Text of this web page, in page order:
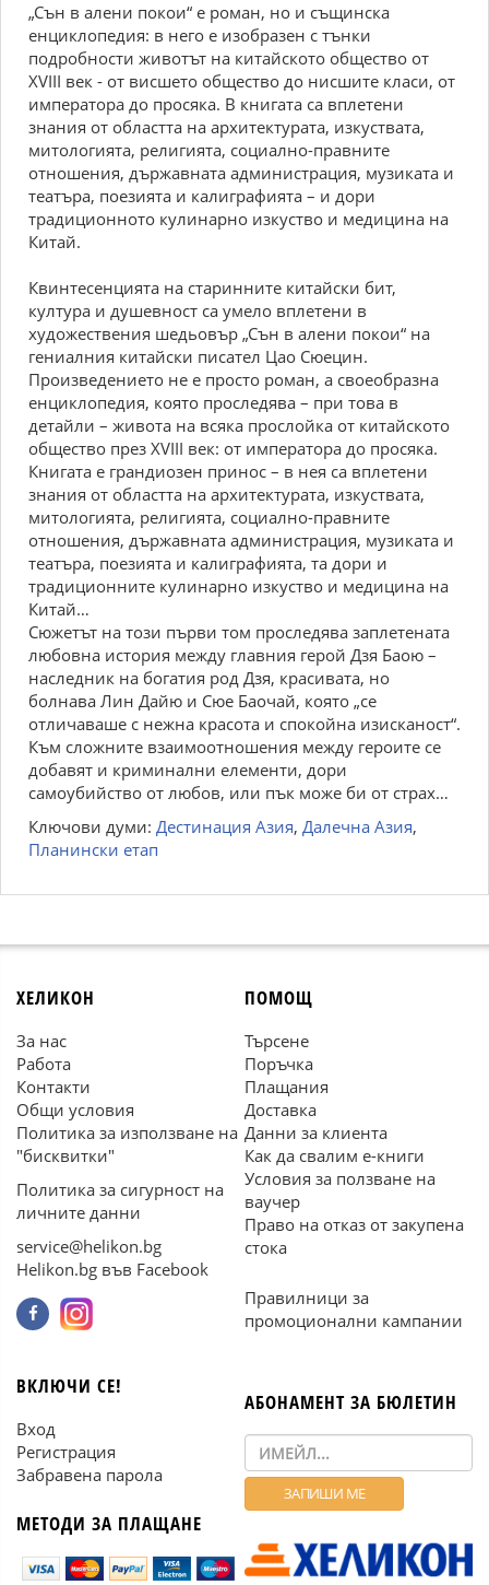
„Сън в алени покои“ е роман, но и същинска
енциклопедия: в него е изобразен с тънки
подробности животът на китайското общество от
ХVІІІ век - от висшето общество до нисшите класи, от
императора до просяка. В книгата са вплетени
знания от област­та на архитектурата, изкуствата,
митологията, религията, социално-правните
отношения, държавната администрация, музиката и
театъра, поезията и калиграфията – и дори
традиционното кули­нарно изкуство и медицина на
Китай.
Квинтесенцията на старинните китайски бит,
култура и душевност са умело вплетени в
художествения шедьовър „Сън в алени покои“ на
гениалния китайски писател Цао Сюецин.
Произведението не е просто роман, а своеобразна
енциклопедия, която проследява – при това в
детайли – живота на всяка прослойка от китайското
общество през ХVІІІ век: от императора до просяка.
Книгата е грандиозен принос – в нея са вплетени
знания от областта на архитектурата, изкуствата,
митологията, религията, социално-правните
отношения, държавната администрация, музиката и
театъра, поезията и калиграфията, та дори и
традиционните кулинарно изкуство и медицина на
Китай…
Сюжетът на този първи том проследява заплетената
любовна история между главния герой Дзя Баою –
наследник на богатия род Дзя, красивата, но
болнава Лин Дайю и Сюе Баочай, която „се
отличаваше с нежна красота и спокойна изисканост“.
Към сложните взаимоотношения между героите се
добавят и криминални елементи, дори
самоубийство от любов, или пък може би от страх…
Ключови думи: Дестинация Азия, Далечна Азия,
Планински етап
ХЕЛИКОН
За нас
Работа
Контакти
Общи условия
Политика за използване на
"бисквитки"
Политика за сигурност на
личните данни
service@helikon.bg
Helikon.bg във Facebook
ПОМОЩ
Търсене
Поръчка
Плащания
Доставка
Данни за клиента
Как да свалим е-книги
Условия за ползване на
ваучер
Право на отказ от закупена
стока
Правилници за
промоционални кампании
ВКЛЮЧИ СЕ!
Вход
Регистрация
Забравена парола
МЕТОДИ ЗА ПЛАЩАНЕ
АБОНАМЕНТ ЗА БЮЛЕТИН